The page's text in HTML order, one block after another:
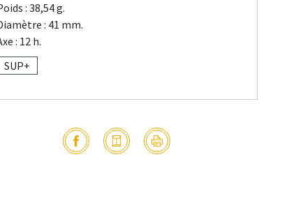
: 38,54 g.
: 41 mm.
: 12 h.
SUP+